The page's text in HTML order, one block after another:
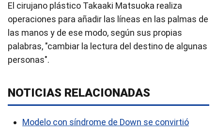
El cirujano plástico Takaaki Matsuoka realiza
operaciones para añadir las líneas en las palmas de
las manos y de ese modo, según sus propias
palabras, "cambiar la lectura del destino de algunas
personas".
NOTICIAS RELACIONADAS
Modelo con síndrome de Down se convirtió